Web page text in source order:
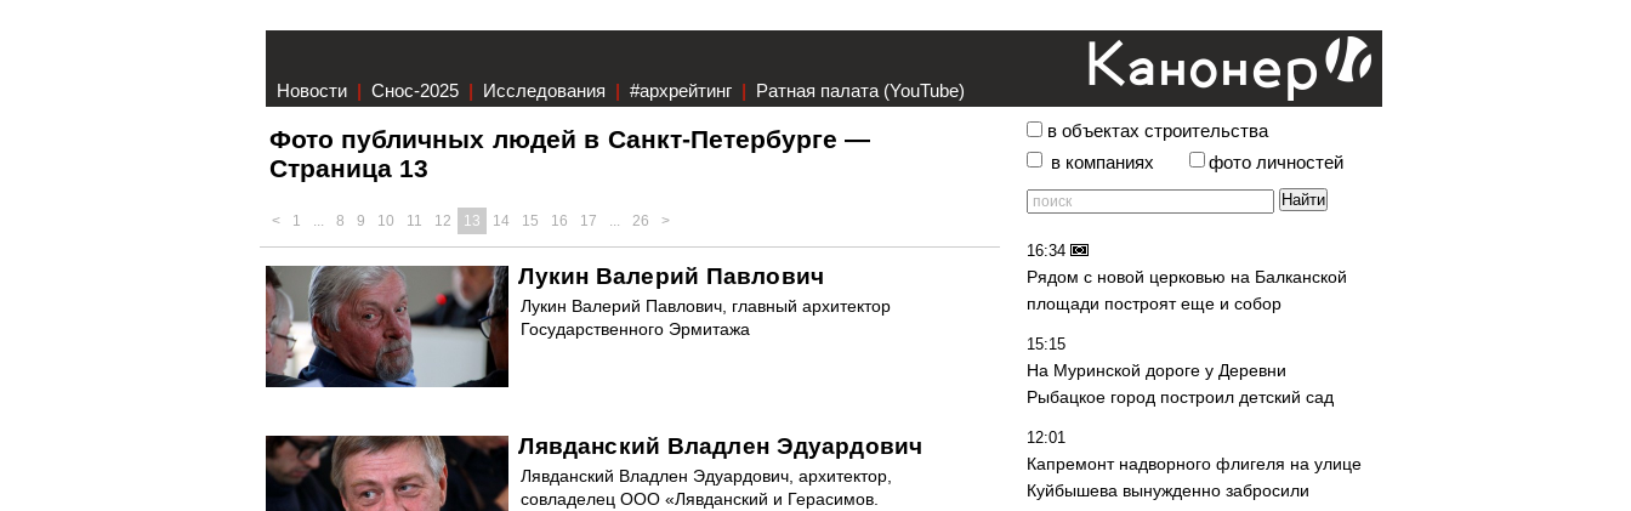
Новости | Снос-2025 | Исследования | #архрейтинг | Ратная палата (YouTube)
Фото публичных людей в Санкт-Петербурге —
Страница 13
< 1 ... 8 9 10 11 12 13 14 15 16 17 ... 26 >
Лукин Валерий Павлович
Лукин Валерий Павлович, главный архитектор
Государственного Эрмитажа
Лявданский Владлен Эдуардович
Лявданский Владлен Эдуардович, архитектор,
совладелец ООО «Лявданский и Герасимов.
в объектах строительства
в компаниях
фото личностей
16:34
Рядом с новой церковью на Балканской
площади построят еще и собор
15:15
На Муринской дороге у Деревни
Рыбацкое город построил детский сад
12:01
Капремонт надворного флигеля на улице
Куйбышева вынужденно забросили